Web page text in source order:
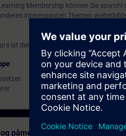
Membership können Sie
interessanten Themen
ist der Nachfolger des Kurses NC-
påmelding